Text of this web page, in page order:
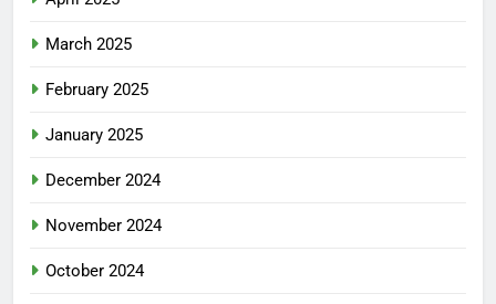
March 2025
February 2025
January 2025
December 2024
November 2024
October 2024